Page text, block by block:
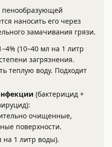
пенообразующей
наносить его через
замачивания грязи.
(10–40 мл на 1 литр
загрязнения.
теплую воду. Подходит
(бактерицид +
очищенные,
поверхности.
на 1 литр воды).